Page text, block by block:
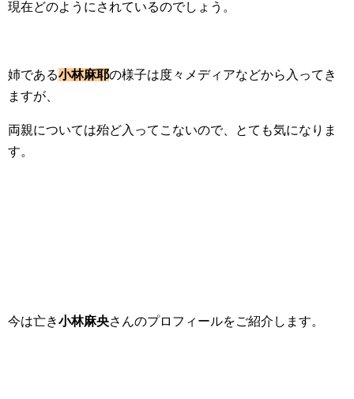
現在どのようにされているのでしょう。
姉である小林麻耶の様子は度々メディアなどから入ってき
ますが、
両親については殆ど入ってこないので、とても気になりま
す。
今は亡き小林麻央さんのプロフィールをご紹介します。